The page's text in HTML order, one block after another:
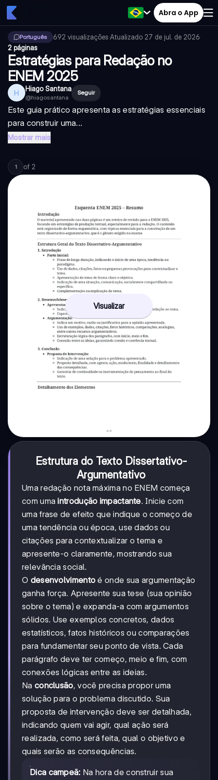
Abra o App
Português 692 visualizações·Atualizado 27 de jul. de 2026·
2 páginas
Estratégias para Redação no
ENEM 2025
H Hiago Santana
@hiagosantana
Seguir
Este guia prático apresenta as estratégias essenciais
para construir uma...
Mostrar mais
1 of 2
Visualizar
Estrutura do Texto Dissertativo-
Argumentativo
Uma redação nota máxima no ENEM começa
com umaintrodução impactante. Inicie com
uma frase de efeito que indique o começo de
uma tendência ou época, use dados ou
citações para contextualizar o tema e
apresente-o claramente, mostrando sua
relevância social.
O desenvolvimento é onde sua argumentação
ganha força. Apresente sua tese (sua opinião
sobre o tema) e expanda-a com argumentos
sólidos. Use exemplos concretos, dados
estatísticos, fatos históricos ou comparações
para fundamentar seu ponto de vista. Cada
parágrafo deve ter começo, meio e fim, com
conexões lógicas entre as ideias.
Na conclusão, você precisa propor uma
solução para o problema discutido. Sua
proposta de intervenção deve ser detalhada,
indicando quem vai agir, qual ação será
realizada, como será feita, qual o objetivo e
quais serão as consequências.
Dica campeã: Na hora de construir sua